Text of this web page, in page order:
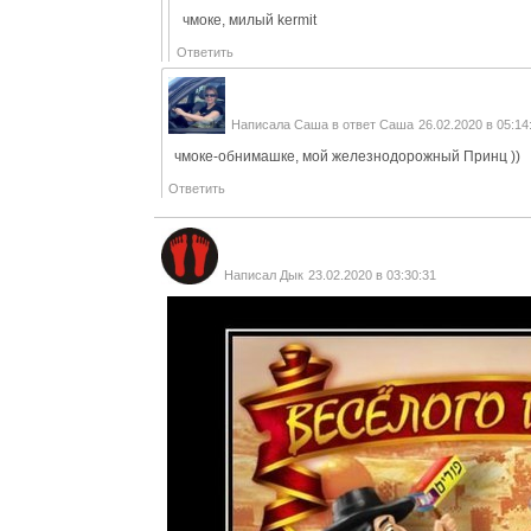
чмоке, милый kermit
Ответить
НаписалаСаша в ответСаша 26.02.2020 в
чмоке-обнимашке, мой железнодорожный Принц ))
Ответить
Написал Дык 23.02.2020 в 03:30:31